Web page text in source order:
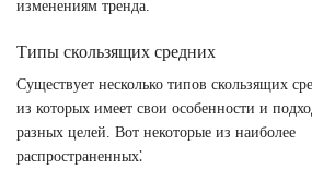
изменениям тренда.
Типы скользящих средних
Существует несколько типов скользящих
из которых имеет свои особенности и
разных целей. Вот некоторые из наиболее
распространенных⁚